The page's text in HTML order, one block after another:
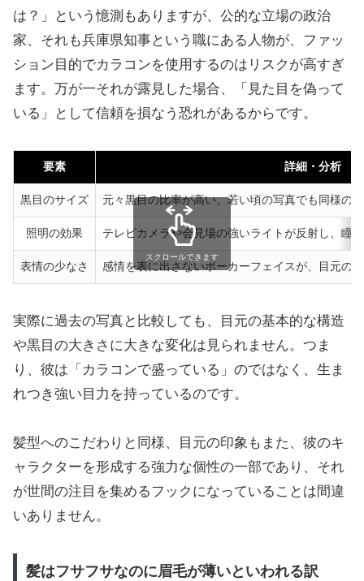
は？」という憶測もありますが、公的な立場の政治
家、それも兵庫県知事という職にある人物が、ファッ
ション目的でカラコンを使用するのはリスクが高すぎ
ます。万が一それが露見した場合、「見た目を偽って
いる」として信頼を損なう恐れがあるからです。
要素 詳細・分析
黒目のサイズ 元々黒目の比率が高い。若い頃の写真でも同様の
照明の効果 テレビカメラや会見場の強いライトが反射し、瞳
表情の少なさ 感情を表に出さないポーカーフェイスが、目元の
スクロールできます
実際に過去の写真と比較しても、目元の基本的な構造
や黒目の大きさに大きな変化は見られません。つま
り、彼は「カラコンで盛っている」のではなく、生ま
れつき強い目力を持っているのです。
髪型へのこだわりと同様、目元の印象もまた、彼のキ
ャラクターを形成する強力な個性の一部であり、それ
が世間の注目を集めるフックになっていることは間違
いありません。
髪はフサフサなのに眉毛が薄いといわれる訳